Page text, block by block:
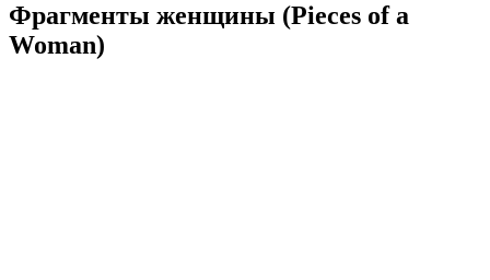
Фрагменты женщины (Pieces of a
Woman)